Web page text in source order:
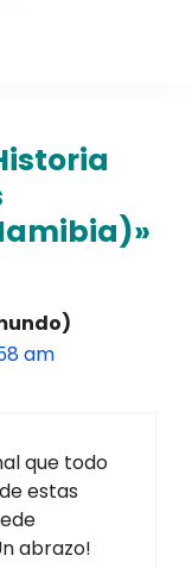
am
que todo
estas
abrazo!